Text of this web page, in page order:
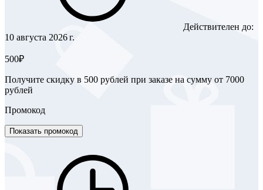
Действителен до:
10 августа 2026 г.
500₽
Получите скидку в 500 рублей при заказе на сумму от 7000
рублей
Промокод
Показать промокод